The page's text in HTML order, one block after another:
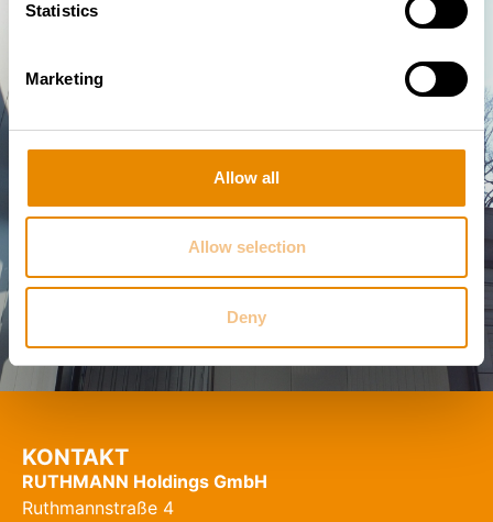
Statistics
Marketing
Allow all
Allow selection
Deny
KONTAKTIEREN SIE UNS –
WIR HELFEN IHNEN GERNE
individuelle Beratung?Unser Team steht
an oder schreiben Sie uns eine E-Mail – wir
finden die beste Lösung für Sie.
Jetzt Kontakt aufnehmen
KONTAKT
RUTHMANN Holdings GmbH
Ruthmannstraße 4